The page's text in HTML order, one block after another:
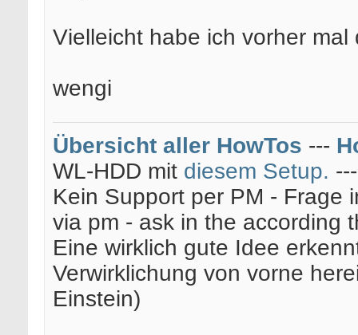
Vielleicht habe ich vorher
wengi
Übersicht aller HowTos ---
WL-HDD mit diesem Setup.
Kein Support per PM - Frage
via pm - ask in the according
Eine wirklich gute Idee
Verwirklichung von vorne
Einstein)